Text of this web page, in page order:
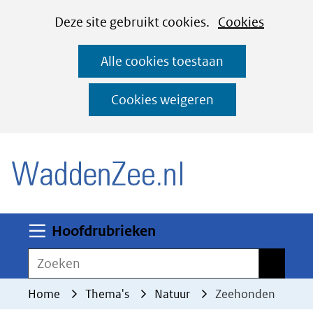
CookiesDeze site gebruikt cookies. Cookies
deze
worden
toegestaan
geweigerd.
Alle cookies toestaan
Cookies weigeren
Ga
naar
de
inhoud
Hoofdrubrieken
Zoeken
Home Thema's Natuur Zeehonden